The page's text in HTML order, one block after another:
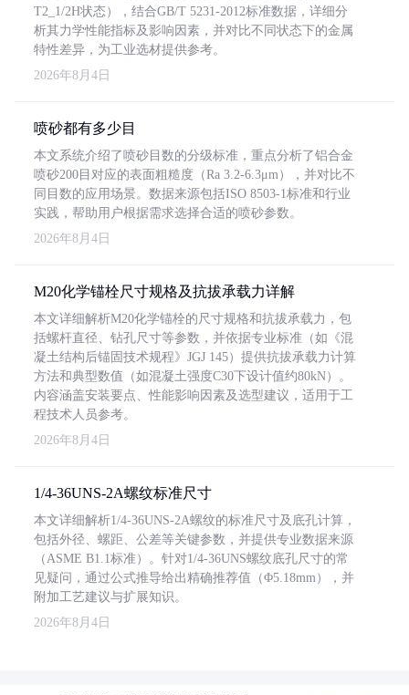
T2_1/2H状态），结合GB/T 5231-2012标准数据，详细分
析其力学性能指标及影响因素，并对比不同状态下的金属
特性差异，为工业选材提供参考。
2026年8月4日
喷砂都有多少目
本文系统介绍了喷砂目数的分级标准，重点分析了铝合金
喷砂200目对应的表面粗糙度（Ra 3.2-6.3μm），并对比不
同目数的应用场景。数据来源包括ISO 8503-1标准和行业
实践，帮助用户根据需求选择合适的喷砂参数。
2026年8月4日
M20化学锚栓尺寸规格及抗拔承载力详解
本文详细解析M20化学锚栓的尺寸规格和抗拔承载力，包
括螺杆直径、钻孔尺寸等参数，并依据专业标准（如《混
凝土结构后锚固技术规程》JGJ 145）提供抗拔承载力计算
方法和典型数值（如混凝土强度C30下设计值约80kN）。
内容涵盖安装要点、性能影响因素及选型建议，适用于工
程技术人员参考。
2026年8月4日
1/4-36UNS-2A螺纹标准尺寸
本文详细解析1/4-36UNS-2A螺纹的标准尺寸及底孔计算，
包括外径、螺距、公差等关键参数，并提供专业数据来源
（ASME B1.1标准）。针对1/4-36UNS螺纹底孔尺寸的常
见疑问，通过公式推导给出精确推荐值（Φ5.18mm），并
附加工艺建议与扩展知识。
2026年8月4日